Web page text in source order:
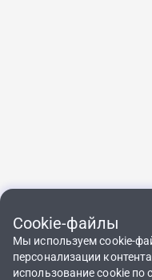
О системе
События
Cookie-файлы
Мы используем cookie-
персонализации
использование cookie